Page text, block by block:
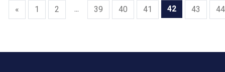
« 1 2 ... 39 40 41 42 43 44